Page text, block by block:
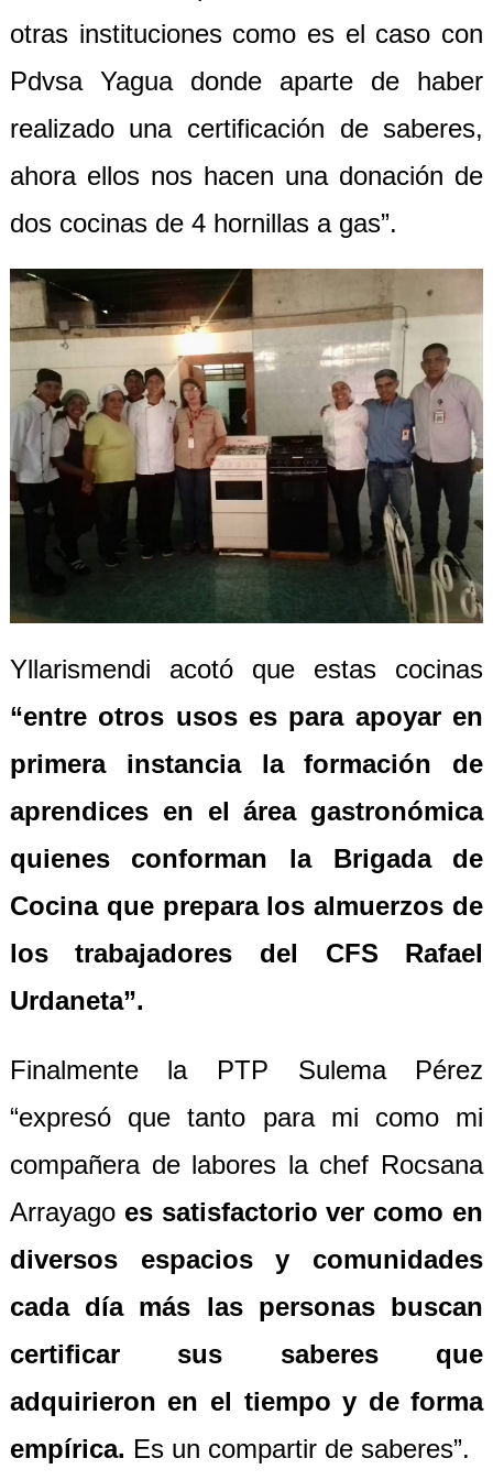
otras instituciones como es el caso con
Pdvsa Yagua donde aparte de haber
realizado una certificación de saberes,
ahora ellos nos hacen una donación de
dos cocinas de 4 hornillas a gas”.
Yllarismendi acotó que estas cocinas
“entre otros usos es para apoyaren
primera instancia laformación de
aprendices en el área gastronómica
quienes conforman la Brigada de
Cocina que prepara los almuerzos de
los trabajadores del CFS Rafael
Urdaneta”.
Finalmente la PTP Sulema Pérez
“expresó que tanto para mi como mi
compañera de labores la chef Rocsana
Arrayago es satisfactorio ver como en
diversos espacios y comunidades
cada día más las personas buscan
certificar sus saberes que
adquirieron en el tiempo y de forma
empírica. Es un compartir de saberes”.